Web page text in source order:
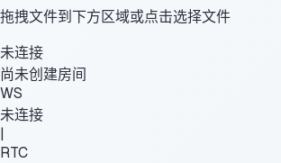
拖拽文件到下方区域或点击选择文件
未连接
尚未创建房间
WS
未连接
|
RTC